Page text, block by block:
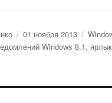
Опубликовано
01 ноября 2013
Windows 8.1,